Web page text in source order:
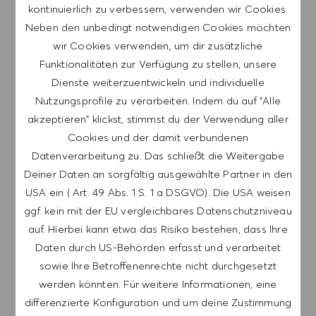
kontinuierlich zu verbessern, verwenden wir Cookies.
Neben den unbedingt notwendigen Cookies möchten
wir Cookies verwenden, um dir zusätzliche
Funktionalitäten zur Verfügung zu stellen, unsere
Dienste weiterzuentwickeln und individuelle
Nutzungsprofile zu verarbeiten. Indem du auf "Alle
akzeptieren" klickst, stimmst du der Verwendung aller
Cookies und der damit verbundenen
Datenverarbeitung zu. Das schließt die Weitergabe
Deiner Daten an sorgfältig ausgewählte Partner in den
USA ein ( Art. 49 Abs. 1 S. 1 a DSGVO). Die USA weisen
ggf. kein mit der EU vergleichbares Datenschutzniveau
auf. Hierbei kann etwa das Risiko bestehen, dass Ihre
Daten durch US-Behörden erfasst und verarbeitet
sowie Ihre Betroffenenrechte nicht durchgesetzt
werden könnten. Für weitere Informationen, eine
differenzierte Konfiguration und um deine Zustimmung
diejenigen Stellen Zugriff auf deine
personenbezogenen Daten, die diese zur
Entscheidung über die Begründung eines
Beschäftigungsverhältnisses oder zur Bearbeitung
deines E-Recruiting-Kandidatenprofils zwingend
benötigen (bspw. HR, Betriebsrat,
Fachbereichsverantwortliche).
Im Rahmen der Erstellung deines Kandidatenprofils
stimmst du ausdrücklich der Freigabe deines Profils
auch für Recruiter anderer HUGO BOSS
Konzerngesellschaften zu. Damit können damit auch
ggf. Konzerngesellschaften außerhalb der EU (sog.
Drittstaaten) die Daten deines Profils einsehen. Bei
Anwendbarkeit der Datenschutzgrundverordnung
(DSGVO) willigst du damit zugleich auch ausdrücklich in
die Übermittlung deiner Daten in Drittländer nach Art.
49 Abs. 1 Satz 1 a. DSGVO ein. Diese Drittländer weisen